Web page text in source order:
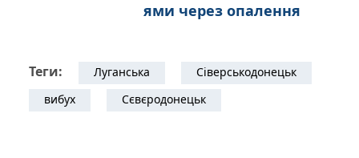
ями через опалення
Теги: Луганська
Сіверськодонецьк
вибух
Сєвєродонецьк